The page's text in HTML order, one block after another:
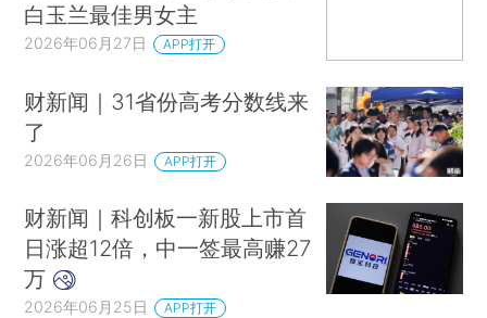
200万粉丝网红诋毁袁隆平成果，警方通报：已刑拘
几乎下了一夜，北京降雨达中雨，局地大暴雨，今天午后可能还有雨
澳大利亚与瓦努阿图签署协议禁止在瓦领土建立外国军事基地，中方回应
淘汰赛又见绝杀，巴西2-1逆转日本
马来西亚同意延长马航370航班客机残骸搜寻工作
美最高法院驳回特朗普性侵女作家案上诉
晨读荐闻（国内、国际消息19条）
白玉兰最佳男女主
2026年06月27日 APP打开
财新闻｜31省份高考分数线来
了
2026年06月26日 APP打开
财新闻｜科创板一新股上市首
日涨超12倍，中一签最高赚27
万
2026年06月25日 APP打开